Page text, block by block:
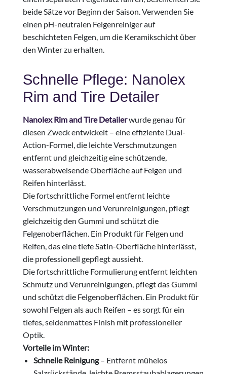
beide Sätze vor Beginn der Saison. Verwenden Sie
einen pH-neutralen Felgenreiniger auf
beschichteten Felgen, um die Keramikschicht über
den Winter zu erhalten.
Schnelle Pflege: Nanolex
Rim and Tire Detailer
Nanolex Rim and Tire Detailerwurde genau für
diesen Zweck entwickelt – eine effiziente Dual-
Action-Formel, die leichte Verschmutzungen
entfernt und gleichzeitig eine schützende,
wasserabweisende Oberfläche auf Felgen und
Reifen hinterlässt.
Die fortschrittliche Formel entfernt leichte
Verschmutzungen und Verunreinigungen, pflegt
gleichzeitig den Gummi und schützt die
Felgenoberflächen. Ein Produkt für Felgen und
Reifen, das eine tiefe Satin-Oberfläche hinterlässt,
die professionell gepflegt aussieht.
Die fortschrittliche Formulierung entfernt leichten
Schmutz und Verunreinigungen, pflegt das Gummi
und schützt die Felgenoberflächen. Ein Produkt für
sowohl Felgen als auch Reifen – es sorgt für ein
tiefes, seidenmattes Finish mit professioneller
Optik.
Vorteile im Winter:
Schnelle Reinigung– Entfernt mühelos